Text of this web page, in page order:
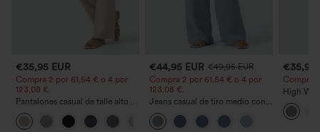
€35,95 EUR
Compra 2 por 61,54 € o 4 por
123,08 €.
Pantalones casual de talle alto y
pierna recta con tacto de lino y
bolsillos
€44,95 EUR €49,95 EUR
Compra 2 por 61,54 € o 4 por
123,08 €.
Jeans casual de tiro medio con
cordón y bolsillos
€35,95
Compra
High
Straight